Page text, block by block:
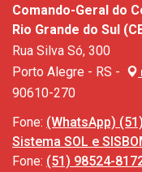
Comando-Geral do
Rio Grande do Sul
Rua Silva Só, 300
Porto Alegre - RS -
90610-270
Fone: (WhatsApp)
Sistema SOL e
Fone: (51) 98524-